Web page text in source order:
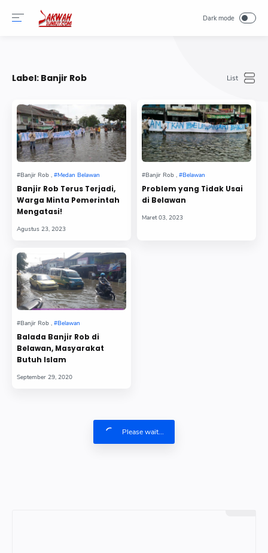
Label: Banjir Rob
Banjir Rob Terus Terjadi,
Warga Minta Pemerintah
Mengatasi!
Problem yang Tidak Usai
di Belawan
Balada Banjir Rob di
Belawan, Masyarakat
Butuh Islam
Please wait...